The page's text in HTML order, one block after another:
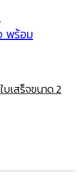
เสร็จขนาด 2